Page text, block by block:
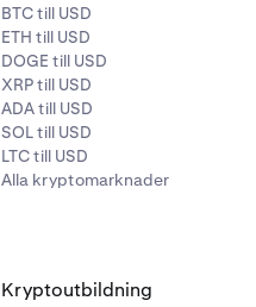
BTC till USD
ETH till USD
DOGE till USD
XRP till USD
ADA till USD
SOL till USD
LTC till USD
Alla kryptomarknader
Kryptoutbildning